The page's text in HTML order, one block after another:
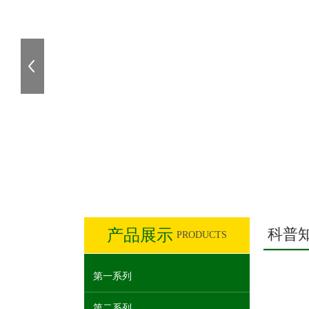
产品展示 PRODUCTS
第一系列
科普